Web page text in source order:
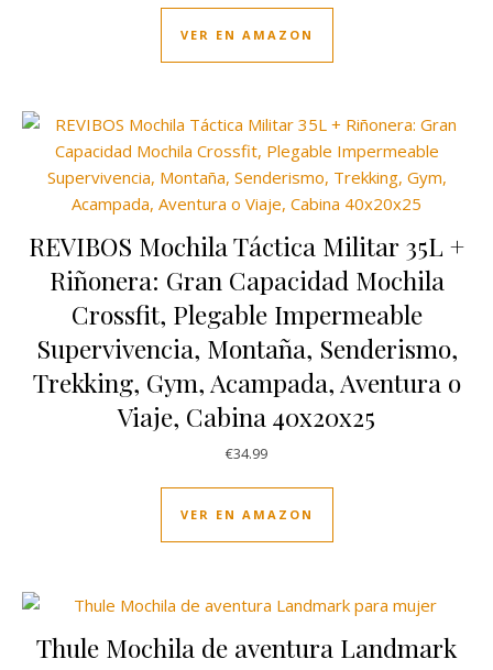
VER EN AMAZON
REVIBOS Mochila Táctica Militar 35L +
Riñonera: Gran Capacidad Mochila
Crossfit, Plegable Impermeable
Supervivencia, Montaña, Senderismo,
Trekking, Gym, Acampada, Aventura o
Viaje, Cabina 40x20x25
€34.99
VER EN AMAZON
Thule Mochila de aventura Landmark